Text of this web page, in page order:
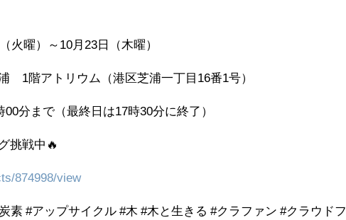
火曜）～10月23日（木曜）
1階アトリウム（港区芝浦一丁目16番1号）
00分まで（最終日は17時30分に終了）
挑戦中🔥
874998/view
素 #アップサイクル #木 #木と生きる #クラファン #クラウドフ